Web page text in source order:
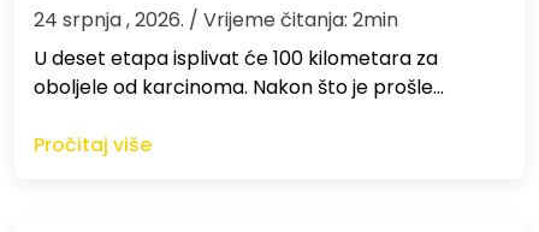
24 srpnja , 2026. / Vrijeme čitanja: 2min
U deset etapa isplivat će 100 kilometara za
oboljele od karcinoma. Nakon što je prošle…
Pročitaj više